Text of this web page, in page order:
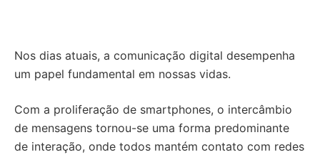
Nos dias atuais, a comunicação digital desempenha
um papel fundamental em nossas vidas.
Com a proliferação de smartphones, o intercâmbio
de mensagens tornou-se uma forma predominante
de interação, onde todos mantém contato com redes